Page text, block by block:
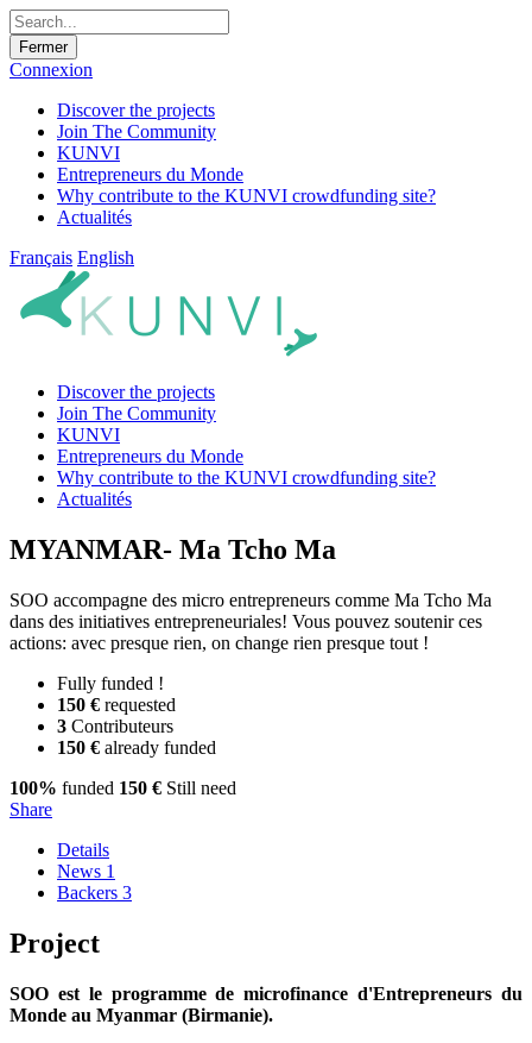
Fermer
Connexion
Discover the projects
Join The Community
KUNVI
Entrepreneurs du Monde
Why contribute to the KUNVI crowdfunding site?
Actualités
Français English
Discover the projects
Join The Community
KUNVI
Entrepreneurs du Monde
Why contribute to the KUNVI crowdfunding site?
Actualités
MYANMAR- Ma Tcho Ma
SOO accompagne des micro entrepreneurs comme Ma Tcho Ma
dans des initiatives entrepreneuriales! Vous pouvez soutenir ces
actions: avec presque rien, on change rien presque tout !
Fully funded !
150 € requested
3 Contributeurs
150 € already funded
100% funded 150 € Still need
Share
Details
News 1
Backers 3
Project
SOO est le programme de microfinance d'Entrepreneurs du
Monde au Myanmar (Birmanie).